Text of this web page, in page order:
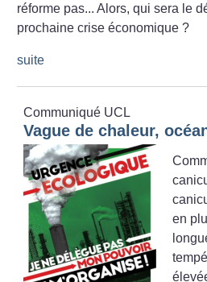
réforme pas... Alors, qui sera le
prochaine crise économique ?
suite
Communiqué UCL
Vague de chaleur,
en